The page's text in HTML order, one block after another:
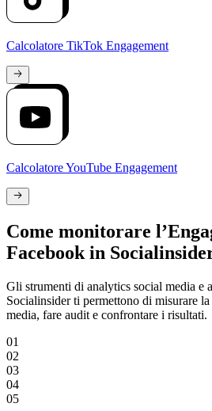
Calcolatore TikTok Engagement
Calcolatore YouTube Engagement
Come monitorare
Facebook in
Gli strumenti di analytics social media e
Socialinsider ti permettono di misurare
media, fare audit e confrontare i risultati.
01
02
03
04
05